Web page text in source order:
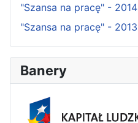
"Szansa na pracę" - 2014
"Szansa na pracę" - 2013
Banery